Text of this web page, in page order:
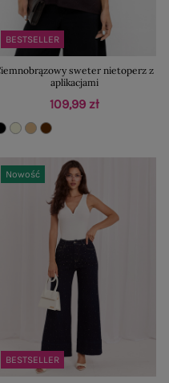
BESTSELLER
sweter nietoperz z
aplikacjami
109,99 zł
BESTSELLER
Nowość